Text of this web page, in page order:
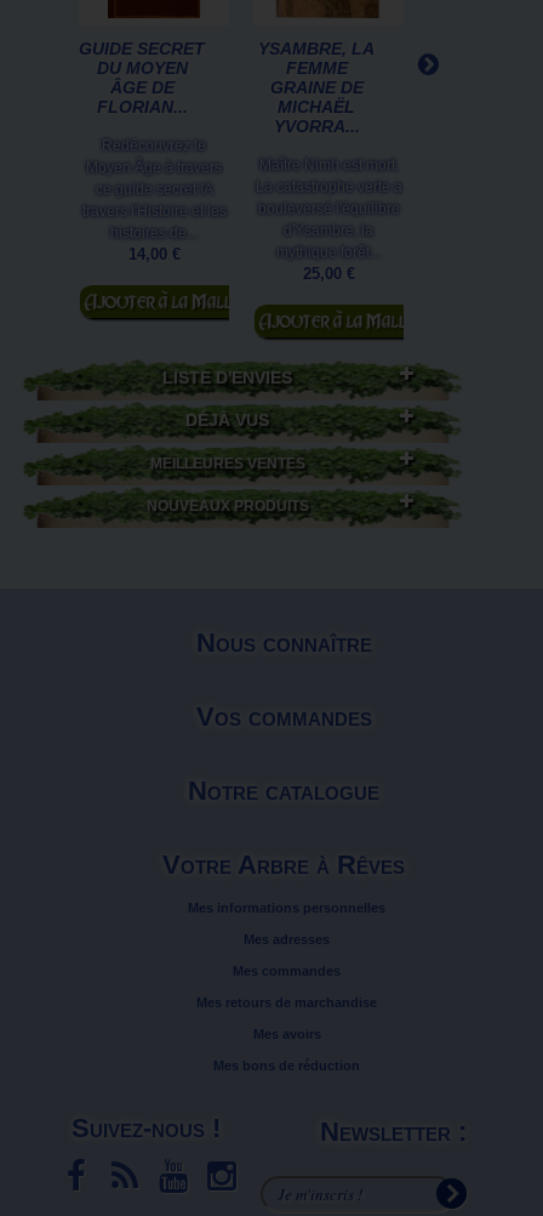
GUIDE SECRET
DU MOYEN
ÂGE DE
FLORIAN...
Redécouvrez le
Moyen Âge à travers
ce guide secret !A
travers l'Histoire et les
histoires de...
14,00 €
Ajouter au
panier
YSAMBRE, LA
FEMME
GRAINE DE
MICHAËL
YVORRA...
Maître Nimh est mort.
La catastrophe verte a
bouleversé l'équilibre
d'Ysambre, la
mythique forêt...
25,00 €
Ajouter au
panier
LISTE D'ENVIES
DÉJÀ VUS
MEILLEURES VENTES
NOUVEAUX PRODUITS
Nous connaître
Vos commandes
Notre catalogue
Votre Arbre à Rêves
Mes informations personnelles
Mes adresses
Mes commandes
Mes retours de marchandise
Mes avoirs
Mes bons de réduction
Suivez-nous ! Newsletter :